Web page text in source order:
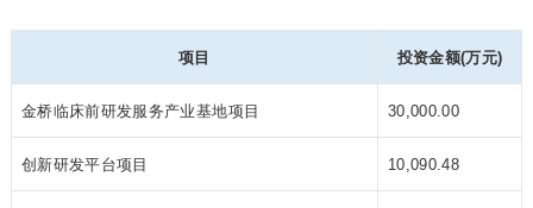
项目 投资金额(万元)
金桥临床前研发服务产业基地项目 30,000.00
创新研发平台项目 10,090.48